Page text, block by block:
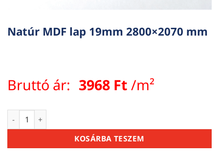
Natúr MDF lap 19mm 2800×2070 mm
Bruttó ár: 3968 Ft /m²
Natúr MDF lap 19mm 2800x2070 mm mennyiség
KOSÁRBA TESZEM